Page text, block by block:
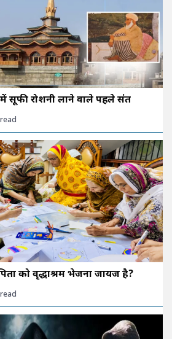
सूफी रोशनी लाने वाले पहले संत
को वृद्धाश्रम भेजना जायज है?